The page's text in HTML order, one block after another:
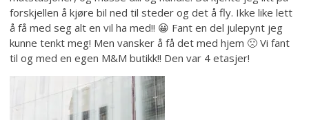
forskjellen å kjøre bil ned til steder og det å fly. Ikke like lett
å få med seg alt en vil ha med!! 😀 Fant en del julepynt jeg
kunne tenkt meg! Men vansker å få det med hjem 🙁 Vi fant
til og med en egen M&M butikk!! Den var 4 etasjer!